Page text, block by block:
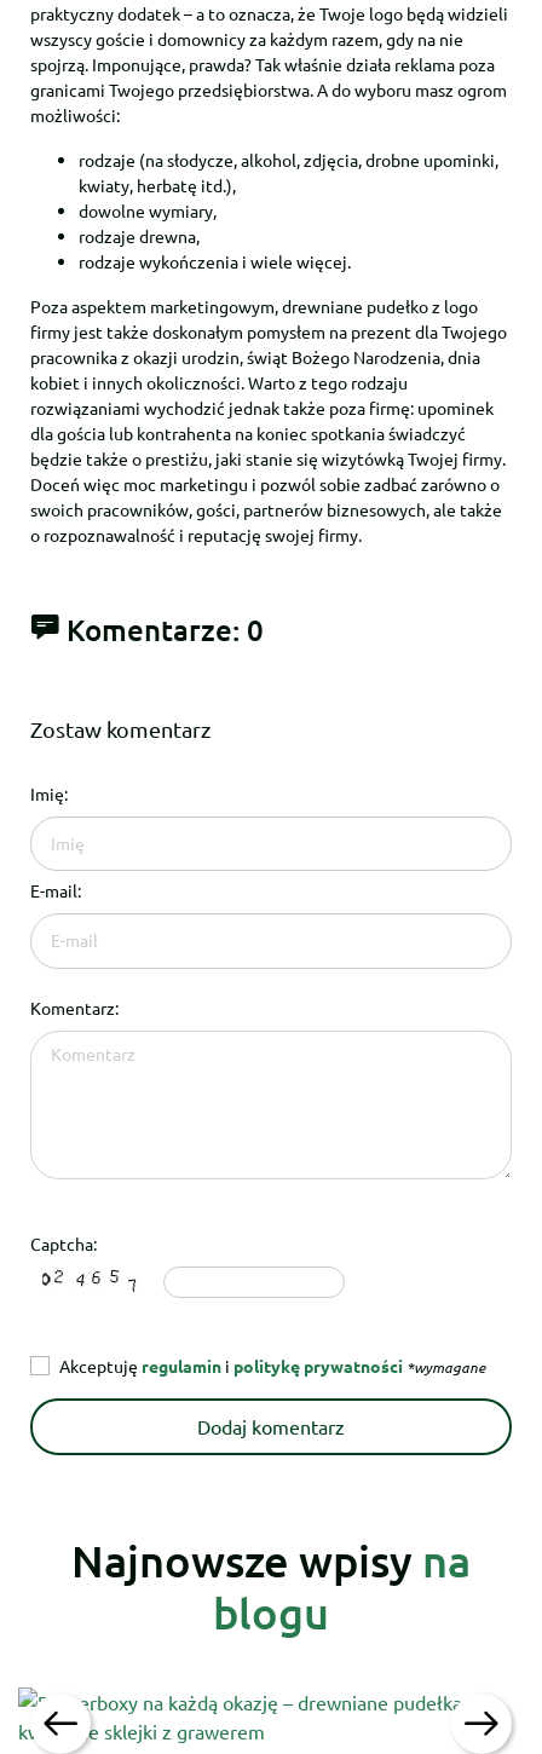
praktyczny dodatek – a to oznacza, że Twoje logo będą widzieli
wszyscy goście i domownicy za każdym razem, gdy na nie
spojrzą. Imponujące, prawda? Tak właśnie działa reklama poza
granicami Twojego przedsiębiorstwa. A do wyboru masz ogrom
możliwości:
rodzaje (na słodycze, alkohol, zdjęcia, drobne upominki,
kwiaty, herbatę itd.),
dowolne wymiary,
rodzaje drewna,
rodzaje wykończenia i wiele więcej.
Poza aspektem marketingowym, drewniane pudełko z logo
firmy jest także doskonałym pomysłem na prezent dla Twojego
pracownika z okazji urodzin, świąt Bożego Narodzenia, dnia
kobiet i innych okoliczności. Warto z tego rodzaju
rozwiązaniami wychodzić jednak także poza firmę: upominek
dla gościa lub kontrahenta na koniec spotkania świadczyć
będzie także o prestiżu, jaki stanie się wizytówką Twojej firmy.
Doceń więc moc marketingu i pozwól sobie zadbać zarówno o
swoich pracowników, gości, partnerów biznesowych, ale także
o rozpoznawalność i reputację swojej firmy.
Komentarze: 0
Zostaw komentarz
Imię:
E-mail:
Komentarz:
Captcha:
Akceptuję regulamin i politykę prywatności *wymagane
Najnowsze wpisy na
blogu